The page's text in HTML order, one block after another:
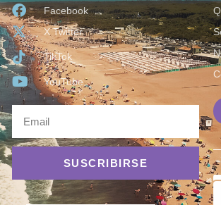
Facebook
X Twitter
TikTok
YouTube
SUSCRIBIRSE